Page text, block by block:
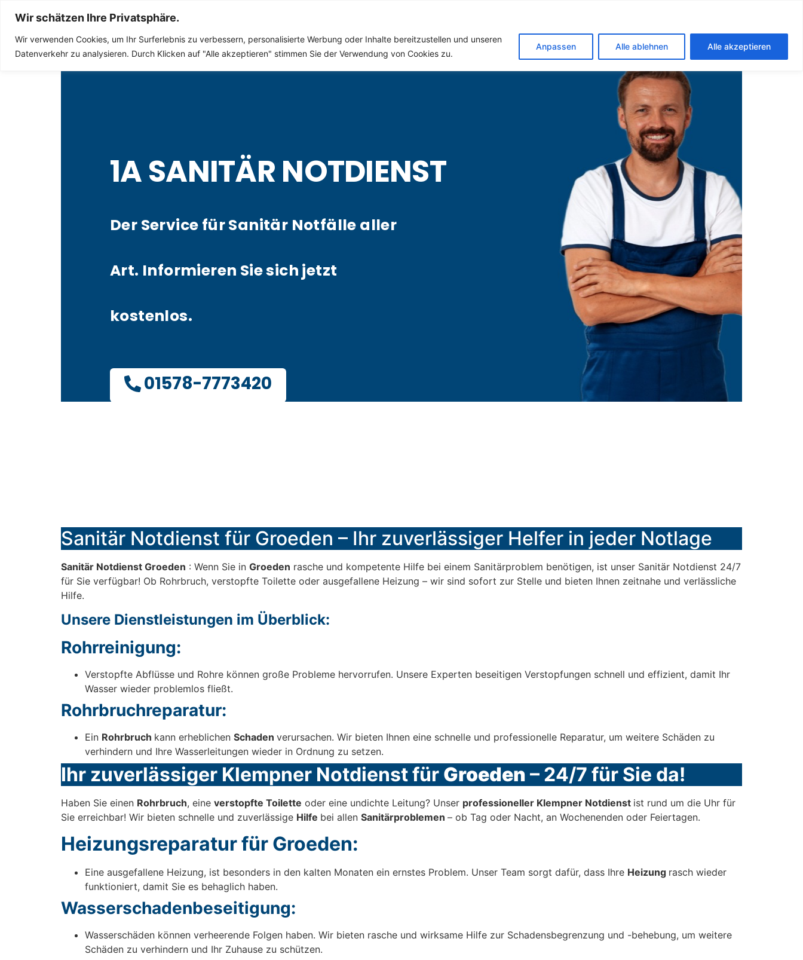
Wir schätzen Ihre Privatsphäre.
Wir verwenden Cookies, um Ihr Surferlebnis zu verbessern, personalisierte Werbung oder Inhalte bereitzustellen und unseren
Datenverkehr zu analysieren. Durch Klicken auf "Alle akzeptieren" stimmen Sie der Verwendung von Cookies zu.
Anpassen Alle ablehnen Alle akzeptieren
Sanitär Notdienst (Klempner) für Groeden
1A SANITÄR NOTDIENST
Der Service für Sanitär Notfälle aller
Art. Informieren Sie sich jetzt
kostenlos.
01578-7773420
Sanitär Notdienst für Groeden – Ihr zuverlässiger Helfer in jeder Notlage
Sanitär Notdienst Groeden : Wenn Sie in Groeden rasche und kompetente Hilfe bei einem Sanitärproblem benötigen, ist unser Sanitär Notdienst 24/7
für Sie verfügbar! Ob Rohrbruch, verstopfte Toilette oder ausgefallene Heizung – wir sind sofort zur Stelle und bieten Ihnen zeitnahe und verlässliche
Hilfe.
Unsere Dienstleistungen im Überblick:
Rohrreinigung:
Verstopfte Abflüsse und Rohre können große Probleme hervorrufen. Unsere Experten beseitigen Verstopfungen schnell und effizient, damit Ihr
Wasser wieder problemlos fließt.
Rohrbruchreparatur:
Ein Rohrbruch kann erheblichen Schaden verursachen. Wir bieten Ihnen eine schnelle und professionelle Reparatur, um weitere Schäden zu
verhindern und Ihre Wasserleitungen wieder in Ordnung zu setzen.
Ihr zuverlässiger Klempner Notdienst für Groeden – 24/7 für Sie da!
Haben Sie einen Rohrbruch, eine verstopfte Toilette oder eine undichte Leitung? Unser professioneller Klempner Notdienst ist rund um die Uhr für
Sie erreichbar! Wir bieten schnelle und zuverlässige Hilfe bei allen Sanitärproblemen – ob Tag oder Nacht, an Wochenenden oder Feiertagen.
Heizungsreparatur für Groeden:
Eine ausgefallene Heizung, ist besonders in den kalten Monaten ein ernstes Problem. Unser Team sorgt dafür, dass Ihre Heizung rasch wieder
funktioniert, damit Sie es behaglich haben.
Wasserschadenbeseitigung:
Wasserschäden können verheerende Folgen haben. Wir bieten rasche und wirksame Hilfe zur Schadensbegrenzung und -behebung, um weitere
Schäden zu verhindern und Ihr Zuhause zu schützen.